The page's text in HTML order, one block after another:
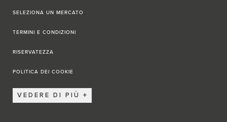
SELEZIONA UN MERCATO
TERMINI E CONDIZIONI
RISERVATEZZA
POLITICA DEI COOKIE
VEDERE DI PIÙ